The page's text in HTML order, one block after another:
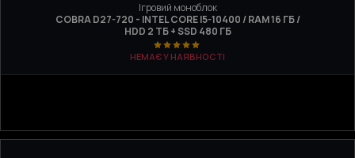
Ігровий моноблок
COBRA D27-720 - INTEL CORE I5-10400 / RAM 16 ГБ /
HDD 2 ТБ + SSD 480 ГБ
НЕМАЄ У НАЯВНОСТІ